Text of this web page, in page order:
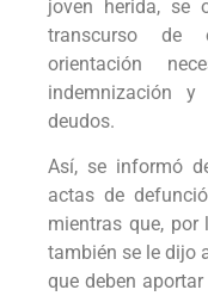
joven herida, se
transcurso de
orientación
indemnización
deudos.
Así, se informó
actas de
mientras que,
también se le dijo
que deben